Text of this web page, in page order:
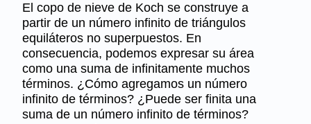
El copo de nieve de Koch se construye a
partir de un número infinito de triángulos
equiláteros no superpuestos. En
consecuencia, podemos expresar su área
como una suma de infinitamente muchos
términos. ¿Cómo agregamos un número
infinito de términos? ¿Puede ser finita una
suma de un número infinito de términos?